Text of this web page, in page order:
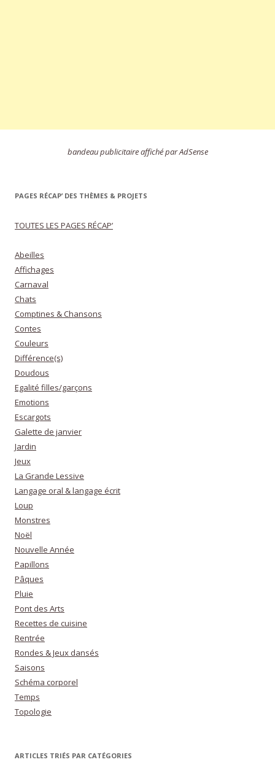
bandeau publicitaire affiché par AdSense
PAGES RÉCAP’ DES THÈMES & PROJETS
TOUTES LES PAGES RÉCAP’
Abeilles
Affichages
Carnaval
Chats
Comptines & Chansons
Contes
Couleurs
Différence(s)
Doudous
Egalité filles/garçons
Emotions
Escargots
Galette de janvier
Jardin
Jeux
La Grande Lessive
Langage oral & langage écrit
Loup
Monstres
Noël
Nouvelle Année
Papillons
Pâques
Pluie
Pont des Arts
Recettes de cuisine
Rentrée
Rondes & Jeux dansés
Saisons
Schéma corporel
Temps
Topologie
ARTICLES TRIÉS PAR CATÉGORIES